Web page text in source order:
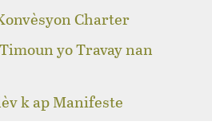
Charter
yo Travay nan
k ap Manifeste